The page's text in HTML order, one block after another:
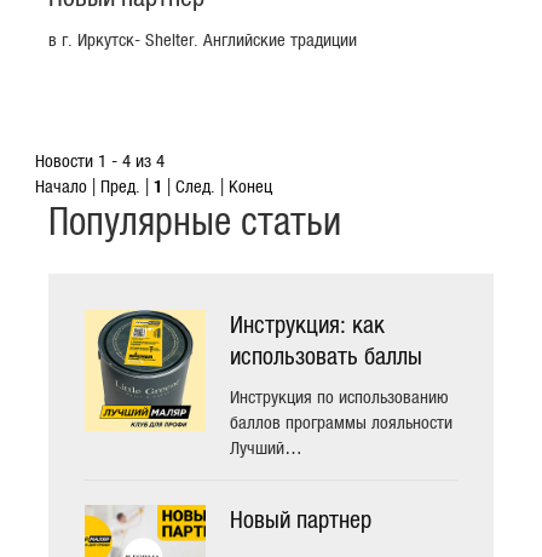
в г. Иркутск- Shelter. Английские традиции
Новости 1 - 4 из 4
Начало | Пред. | 1 | След. | Конец
Популярные статьи
Инструкция: как
использовать баллы
программы Лучший
Маляр
Инструкция по использованию
баллов программы лояльности
Лучший…
Новый партнер